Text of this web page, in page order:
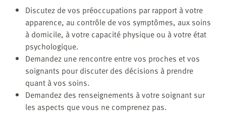
Discutez de vos préoccupations par rapport à votre
apparence, au contrôle de vos symptômes, aux soins
à domicile, à votre capacité physique ou à votre état
psychologique.
Demandez une rencontre entre vos proches et vos
soignants pour discuter des décisions à prendre
quant à vos soins.
Demandez des renseignements à votre soignant sur
les aspects que vous ne comprenez pas.